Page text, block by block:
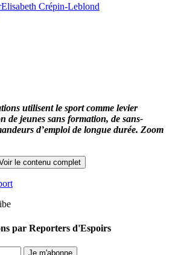
Elisabeth Crépin-Leblond
utilisent le sport comme levier
de jeunes sans formation, de sans-
d’emploi de longue durée. Zoom
le contenu complet
par Reporters d'Espoirs